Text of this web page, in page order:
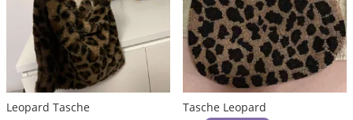
Leopard Tasche
Tasche Leopard